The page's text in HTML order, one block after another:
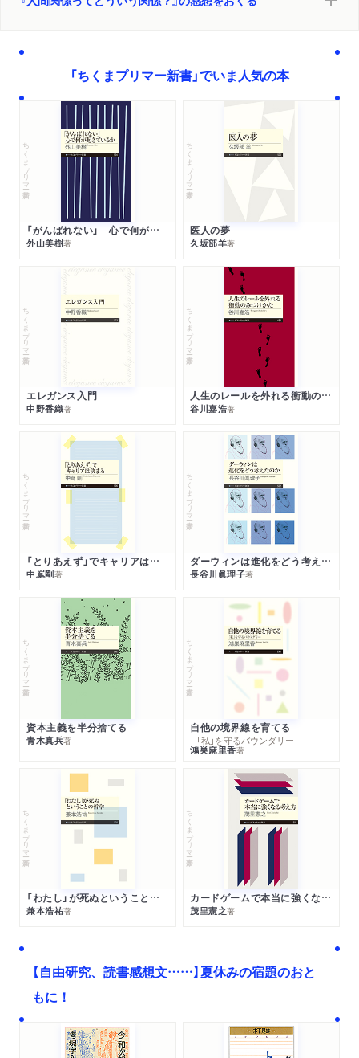
「ちくまプリマー新書」でいま人気の本
ちくまプリマー新書
「がんばれない」 心で何が起きているか
外山美樹著
ちくまプリマー新書
医人の夢
久坂部羊著
ちくまプリマー新書
エレガンス入門
中野香織著
ちくまプリマー新書
人生のレールを外れる衝動のみつけかた
谷川嘉浩著
ちくまプリマー新書
「とりあえず」でキャリアは決まる
中嶌剛著
ちくまプリマー新書
ダーウィンは進化をどう考えたのか
長谷川眞理子著
ちくまプリマー新書
資本主義を半分捨てる
青木真兵著
ちくまプリマー新書
自他の境界線を育てる
─「私」を守るバウンダリー
鴻巣麻里香著
ちくまプリマー新書
「わたし」が死ぬということの哲学
兼本浩祐著
ちくまプリマー新書
カードゲームで本当に強くなる考え方
茂里憲之著
【自由研究、読書感想文……】夏休みの宿題のおと
もに！